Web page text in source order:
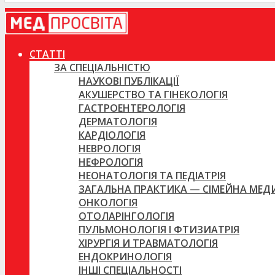
СТАТТІ
ЗА СПЕЦІАЛЬНІСТЮ
НАУКОВІ ПУБЛІКАЦІЇ
АКУШЕРСТВО ТА ГІНЕКОЛОГІЯ
ГАСТРОЕНТЕРОЛОГІЯ
ДЕРМАТОЛОГІЯ
КАРДІОЛОГІЯ
НЕВРОЛОГІЯ
НЕФРОЛОГІЯ
НЕОНАТОЛОГІЯ ТА ПЕДІАТРІЯ
ЗАГАЛЬНА ПРАКТИКА — СІМЕЙНА
ОНКОЛОГІЯ
ОТОЛАРІНГОЛОГІЯ
ПУЛЬМОНОЛОГІЯ І ФТИЗИАТРІЯ
ХІРУРГІЯ И ТРАВМАТОЛОГІЯ
ЕНДОКРИНОЛОГІЯ
ІНШІ СПЕЦІАЛЬНОСТІ